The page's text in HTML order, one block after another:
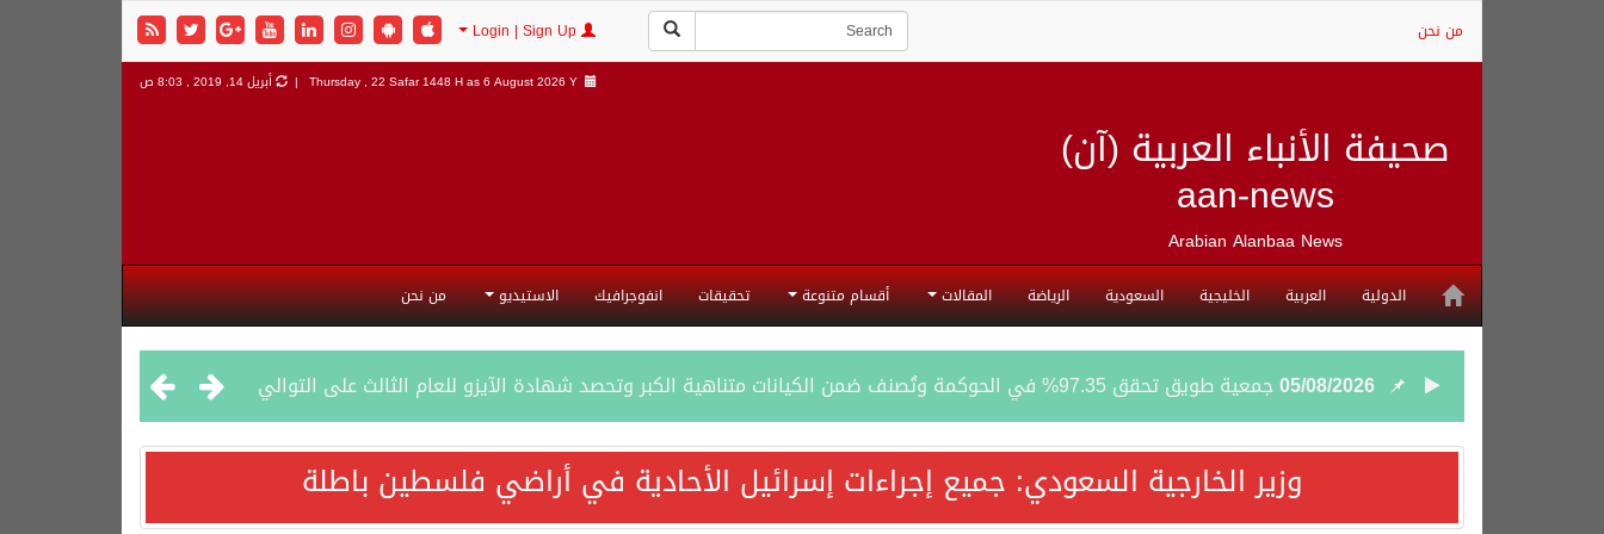
من نحن
صحيفة الأنباء العربية (آن)
aan-news
Arabian Alanbaa News
Thursday , 22 Safar 1448 H as6 August 2026 Y | أبريل 14, 2019 , 8:03 ص
الدولية العربية الخليجية السعودية الرياضة المقالات أقسام متنوعة تحقيقات انفوجرافيك الاستيديو من نحن
05/08/2026جمعية طويق تحقق 97.35% في الحوكمة وتُصنف ضمن الكيانات متناهية الكبر وتحصد شهادة الآيزو للعام الثالث على التوالي
04/08/2026“الفرصة الأخيرة”.. ترامب: المحادثات مع إيران جارية الآن
وزير الخارجية السعودي: جميع إجراءات إسرائيل الأحادية في أراضي فلسطين باطلة